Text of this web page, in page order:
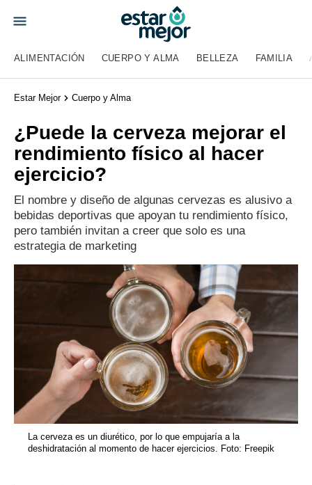
ALIMENTACIÓN CUERPO Y ALMA BELLEZA FAMILIA
Estar Mejor Cuerpo y Alma
¿Puede la cerveza mejorar el
rendimiento físico al hacer
ejercicio?
El nombre y diseño de algunas cervezas es alusivo a
bebidas deportivas que apoyan tu rendimiento físico,
pero también invitan a creer que solo es una
estrategia de marketing
La cerveza es un diurético, por lo que empujaría a la
deshidratación al momento de hacer ejercicios. Foto: Freepik